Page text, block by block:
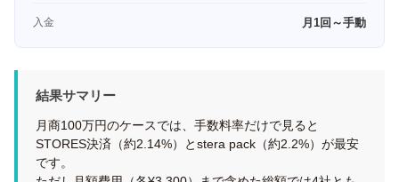
入金 月1回～手動
結果サマリー
月商100万円のケースでは、手数料率だけで見ると
STORES決済（約2.14%）とstera pack（約2.2%）が最安
です。